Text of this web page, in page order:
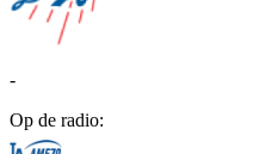
-
Op de radio: